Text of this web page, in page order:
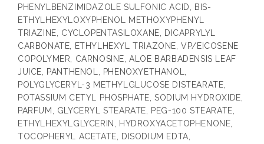
PHENYLBENZIMIDAZOLE SULFONIC ACID, BIS-
ETHYLHEXYLOXYPHENOL METHOXYPHENYL
TRIAZINE, CYCLOPENTASILOXANE, DICAPRYLYL
CARBONATE, ETHYLHEXYL TRIAZONE, VP/EICOSENE
COPOLYMER, CARNOSINE, ALOE BARBADENSIS LEAF
JUICE, PANTHENOL, PHENOXYETHANOL,
POLYGLYCERYL-3 METHYLGLUCOSE DISTEARATE,
POTASSIUM CETYL PHOSPHATE, SODIUM HYDROXIDE,
PARFUM, GLYCERYL STEARATE, PEG-100 STEARATE,
ETHYLHEXYLGLYCERIN, HYDROXYACETOPHENONE,
TOCOPHERYL ACETATE, DISODIUM EDTA,